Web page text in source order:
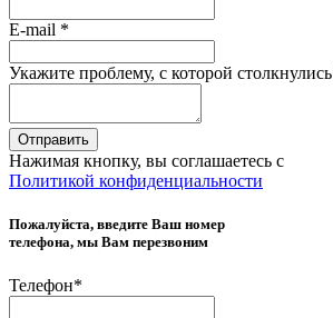
E-mail *
Укажите проблему, с которой столкнулись
Отправить
Нажимая кнопку, вы соглашаетесь с
Политикой конфиденциальности
Пожалуйста, введите Ваш номер
телефона, мы Вам перезвоним
Телефон*